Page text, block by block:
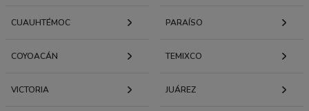
CUAUHTÉMOC PARAÍSO
COYOACÁN TEMIXCO
VICTORIA JUÁREZ